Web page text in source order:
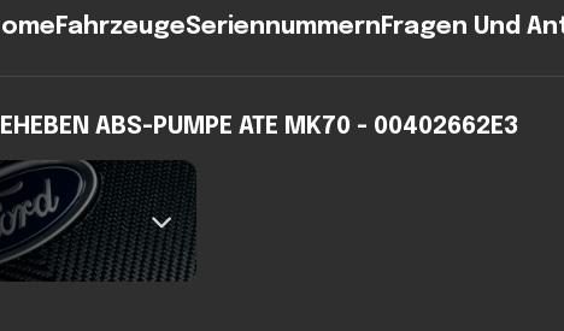
FahrzeugeSeriennummern Fragen Und
ABS-PUMPE ATE MK70 - 00402662E3